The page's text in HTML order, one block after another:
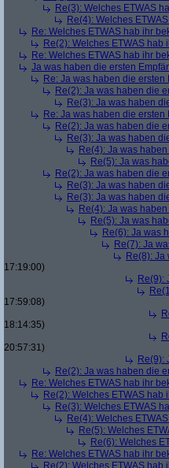
Re(3): Welches ETWAS
Re(4): Welches
Re: Welches ETWAS hab ihr
Re(2): Welches ETWAS hab
Re: Welches ETWAS hab ihr
Ja was haben die ersten
Re: Ja was haben die
Re(2): Ja was haben die
Re(3): Ja was haben
Re: Ja was haben die
Re(2): Ja was haben die
Re(3): Ja was haben
Re(4): Ja was
Re(5): Ja was
Re(2): Ja was haben die
Re(3): Ja was haben
Re(3): Ja was haben
Re(4): Ja was
Re(5): Ja was
Re(6): Ja was
Re(7): Ja
Re(8):
17:19:00)
Re(9):
17:59:08)
18:14:35)
20:57:31)
Re(9):
Re(2): Ja was haben die
Re: Welches ETWAS hab ihr
Re(2): Welches ETWAS hab
Re(3): Welches ETWAS
Re(4): Welches
Re(5): Welches
Re(6): Welches
Re: Welches ETWAS hab ihr
Re(2): Welches ETWAS hab